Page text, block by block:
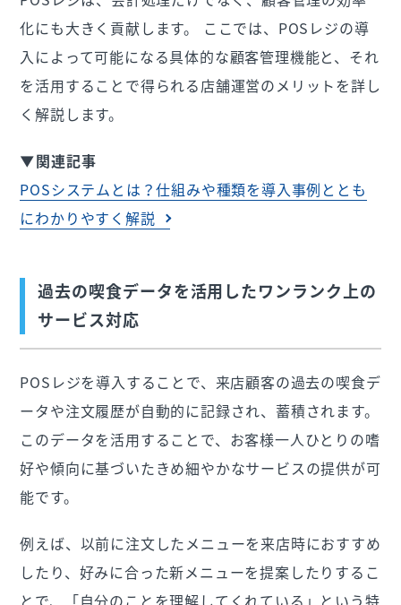
化にも大きく貢献します。 ここでは、POSレジの導
入によって可能になる具体的な顧客管理機能と、それ
を活用することで得られる店舗運営のメリットを詳し
く解説します。
▼関連記事
POSシステムとは？仕組みや種類を導入事例ととも
にわかりやすく解説
過去の喫食データを活用したワンランク上の
サービス対応
POSレジを導入することで、来店顧客の過去の喫食デ
ータや注文履歴が自動的に記録され、蓄積されます。
このデータを活用することで、お客様一人ひとりの嗜
好や傾向に基づいたきめ細やかなサービスの提供が可
能です。
例えば、以前に注文したメニューを来店時におすすめ
したり、好みに合った新メニューを提案したりするこ